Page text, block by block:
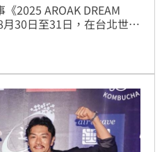
2025 AROAK DREAM
30日至31日，在台北世貿
括台灣肌肉男神賀少俠、
將輪番登場，共同角逐高